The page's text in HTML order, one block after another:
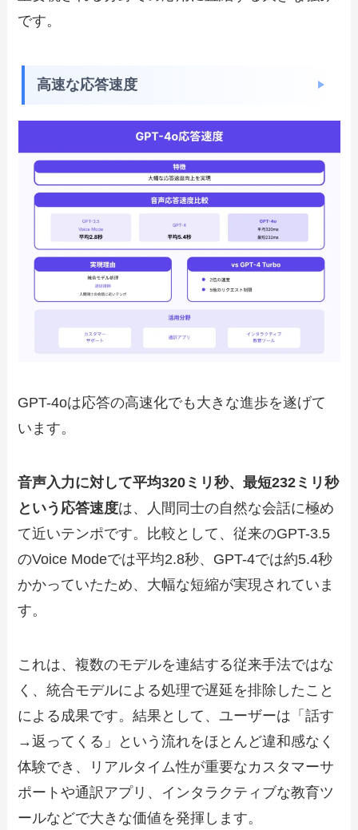
です。
高速な応答速度
GPT-4oは応答の高速化でも大きな進歩を遂げて
います。
音声入力に対して平均320ミリ秒、最短232ミリ秒
という応答速度は、人間同士の自然な会話に極め
て近いテンポです。比較として、従来のGPT-3.5
のVoice Modeでは平均2.8秒、GPT-4では約5.4秒
かかっていたため、大幅な短縮が実現されていま
す。
これは、複数のモデルを連結する従来手法ではな
く、統合モデルによる処理で遅延を排除したこと
による成果です。結果として、ユーザーは「話す
→返ってくる」という流れをほとんど違和感なく
体験でき、リアルタイム性が重要なカスタマーサ
ポートや通訳アプリ、インタラクティブな教育ツ
ールなどで大きな価値を発揮します。